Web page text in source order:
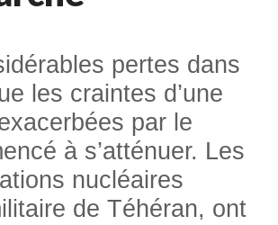
pertes dans
les craintes d’une
par le
à s’atténuer. Les
nucléaires
de Téhéran, ont